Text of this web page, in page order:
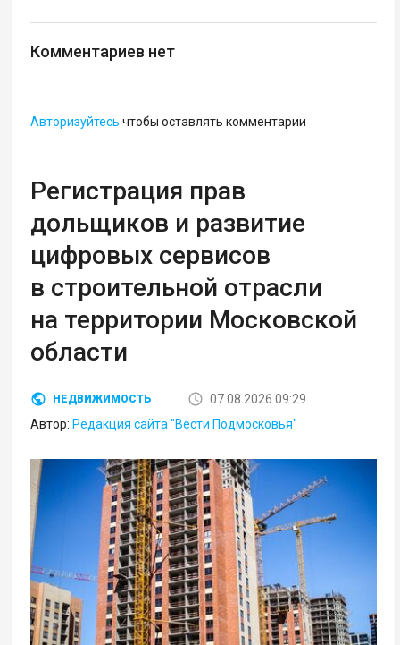
Комментариев нет
Авторизуйтесь чтобы оставлять комментарии
Регистрация прав
дольщиков и развитие
цифровых сервисов
в строительной отрасли
на территории Московской
области
НЕДВИЖИМОСТЬ
07.08.2026 09:29
Автор: Редакция сайта "Вести Подмосковья"